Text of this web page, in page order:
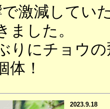
激減してい
ました。
りにチョウ
体！
2023.9.18